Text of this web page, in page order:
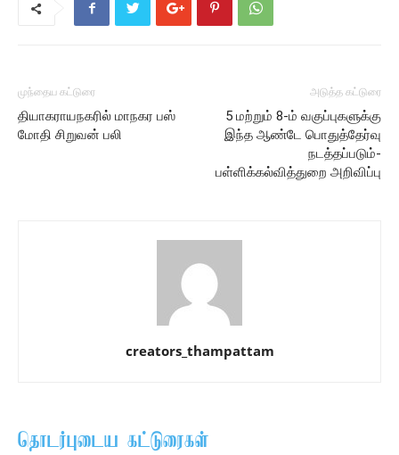
முந்தைய கட்டுரை
தியாகராயநகரில் மாநகர பஸ்
மோதி சிறுவன் பலி
அடுத்த கட்டுரை
5 மற்றும் 8-ம் வகுப்புகளுக்கு
இந்த ஆண்டே பொதுத்தேர்வு
நடத்தப்படும்-
பள்ளிக்கல்வித்துறை அறிவிப்பு
creators_thampattam
தொடர்புடைய கட்டுரைகள்